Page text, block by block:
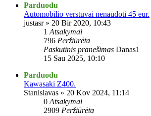
Parduodu
Automobilio verstuvai nenaudoti 45 eur.
justasr» 20 Bir 2020, 10:43
1 Atsakymai
796 Peržiūrėta
Paskutinis pranešimas Danas1
15 Sau 2025, 10:10
Parduodu
Kawasaki Z400.
Stanislavas » 20 Kov 2024, 11:14
0 Atsakymai
2909 Peržiūrėta